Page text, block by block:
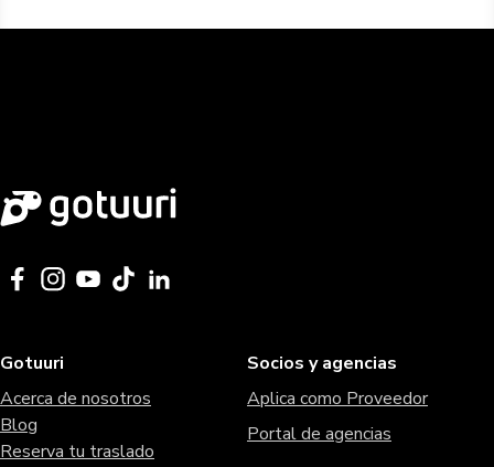
Gotuuri
Acerca de nosotros
Blog
Reserva tu traslado
Socios y agencias
Aplica como Proveedor
Portal de agencias